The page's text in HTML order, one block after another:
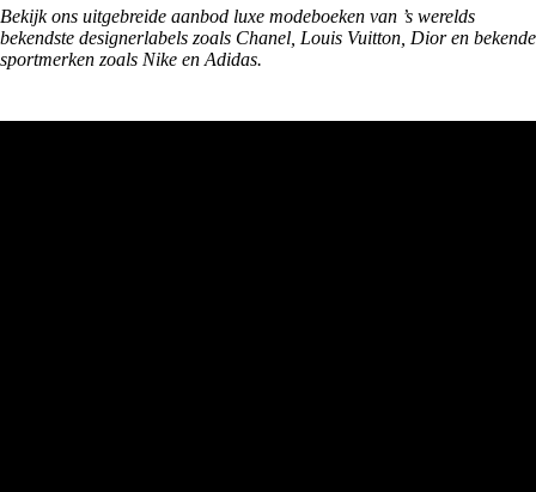
Bekijk ons uitgebreide aanbod luxe modeboeken van ’s werelds
bekendste designerlabels zoals Chanel, Louis Vuitton, Dior en bekende
sportmerken zoals Nike en Adidas.